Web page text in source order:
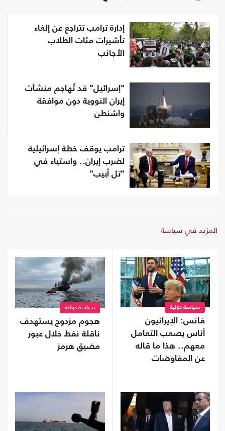
إدارة ترامب تتراجع عن إلغاء
تأشيرات مئات الطلاب
الأجانب
"إسرائيل" قد تُهاجم منشآت
إيران النووية دون موافقة
واشنطن
ترامب يوقف خطة إسرائيلية
لضرب إيران.. واستياء في
"تل أبيب"
المزيد في سياسة
سياسة دولية
فانس: الإيرانيون
أناس يصعب التعامل
معهم.. هذا ما قاله
عن المفاوضات
سياسة دولية
هجوم مزدوج يستهدف
ناقلة نفط خلال عبور
مضيق هرمز